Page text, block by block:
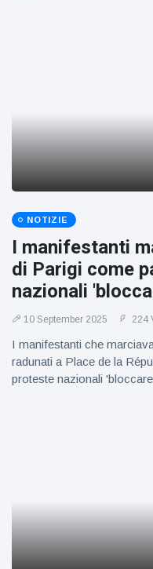
NOTIZIE
I manifestanti
di Parigi come
nazionali
10 September 2025 224
I manifestanti che
radunati a Place de la
proteste nazionali